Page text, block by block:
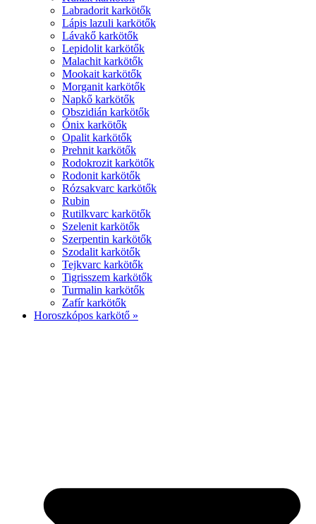
Labradorit karkötők
Lápis lazuli karkötők
Lávakő karkötők
Lepidolit karkötők
Malachit karkötők
Mookait karkötők
Morganit karkötők
Napkő karkötők
Obszidián karkötők
Ónix karkötők
Opalit karkötők
Prehnit karkötők
Rodokrozit karkötők
Rodonit karkötők
Rózsakvarc karkötők
Rubin
Rutilkvarc karkötők
Szelenit karkötők
Szerpentin karkötők
Szodalit karkötők
Tejkvarc karkötők
Tigrisszem karkötők
Turmalin karkötők
Zafír karkötők
Horoszkópos karkötő »